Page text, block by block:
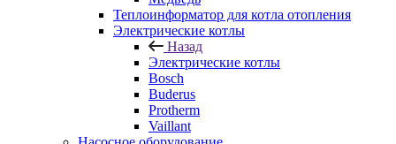
Теплоинформатор для котла отопления
Электрические котлы
Назад
Электрические котлы
Bosch
Buderus
Protherm
Vaillant